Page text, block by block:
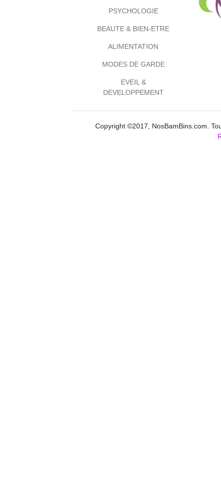
PSYCHOLOGIE
BEAUTE & BIEN-ETRE
ALIMENTATION
MODES DE GARDE
EVEIL &
DEVELOPPEMENT
Copyright ©2017, NosBamBins.com.